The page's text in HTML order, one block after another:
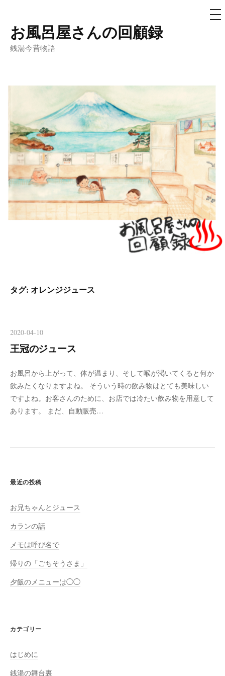
コ
ン
ツ
キ
ッ
プ
お風呂屋さんの回顧録
銭湯今昔物語
メ
ニ
タグ: オレンジジュース
2020-04-10
王冠のジュース
お風呂から上がって、体が温まり、そして喉が渇いてくると何か
飲みたくなりますよね。 そういう時の飲み物はとても美味しい
ですよね。お客さんのために、お店では冷たい飲み物を用意して
あります。 まだ、自動販売…
最近の投稿
お兄ちゃんとジュース
カランの話
メモは呼び名で
帰りの「ごちそうさま」
夕飯のメニューは◯◯
カテゴリー
はじめに
銭湯の舞台裏